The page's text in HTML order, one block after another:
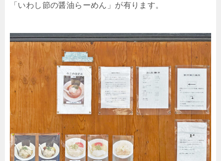
「いわし節の醤油らーめん」が有ります。